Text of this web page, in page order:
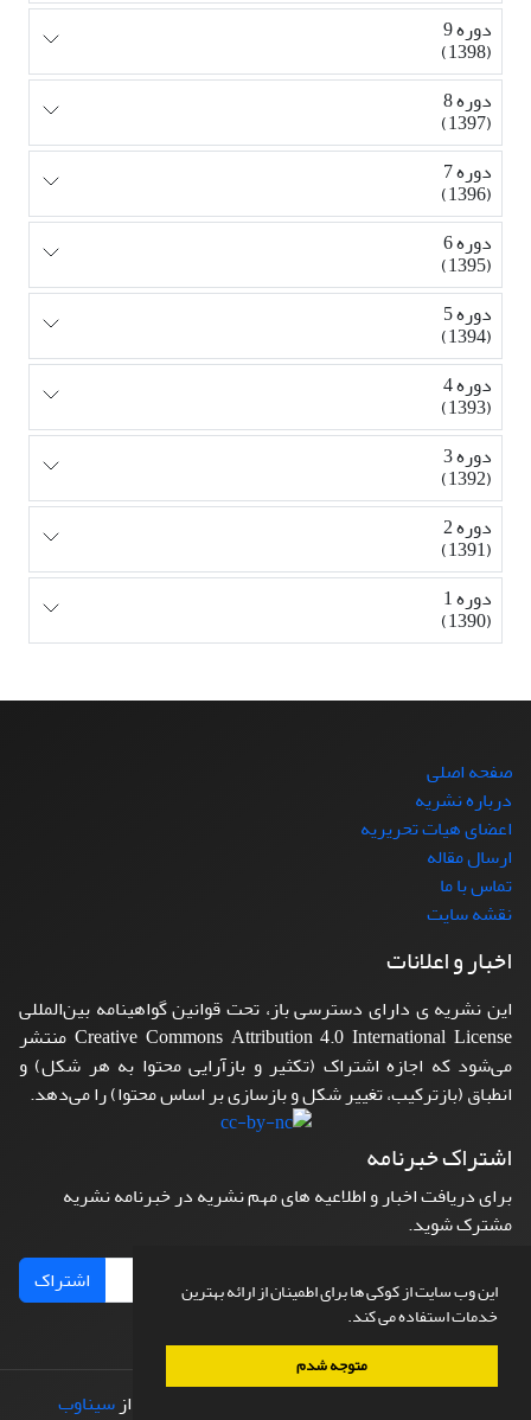
این وب سایت از کوکی ها برای اطمینان از ارائه بهترین
خدمات استفاده می کند.
متوجه شدم
دوره 9
(1398)
دوره 8
(1397)
دوره 7
(1396)
دوره 6
(1395)
دوره 5
(1394)
دوره 4
(1393)
دوره 3
(1392)
دوره 2
(1391)
دوره 1
(1390)
صفحه اصلی
درباره نشریه
اعضای هیات تحریریه
ارسال مقاله
تماس با ما
نقشه سایت
اخبار و اعلانات
این نشریه ی دارای دسترسی باز، تحت قوانین گواهینامه بین‌المللی
Creative Commons Attribution 4.0 International License منتشر
می‌شود که اجازه اشتراک (تکثیر و بازآرایی محتوا به هر شکل) و
انطباق (بازترکیب، تغییر شکل و بازسازی بر اساس محتوا) را می‌دهد.
اشتراک خبرنامه
برای دریافت اخبار و اطلاعیه های مهم نشریه در خبرنامه نشریه
مشترک شوید.
اشتراک
طراحی و پیاده سازی از سیناوب